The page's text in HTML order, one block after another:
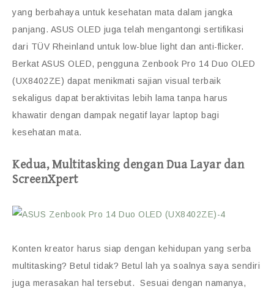
yang berbahaya untuk kesehatan mata dalam jangka
panjang. ASUS OLED juga telah mengantongi sertifikasi
dari TÜV Rheinland untuk low-blue light dan anti-flicker.
Berkat ASUS OLED, pengguna Zenbook Pro 14 Duo OLED
(UX8402ZE) dapat menikmati sajian visual terbaik
sekaligus dapat beraktivitas lebih lama tanpa harus
khawatir dengan dampak negatif layar laptop bagi
kesehatan mata.
Kedua, Multitasking dengan Dua Layar dan
ScreenXpert
Konten kreator harus siap dengan kehidupan yang serba
multitasking? Betul tidak? Betul lah ya soalnya saya sendiri
juga merasakan hal tersebut. Sesuai dengan namanya,